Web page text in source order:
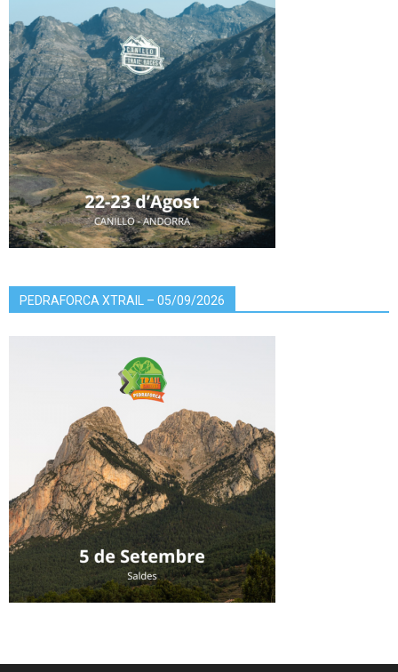
PEDRAFORCA XTRAIL – 05/09/2026